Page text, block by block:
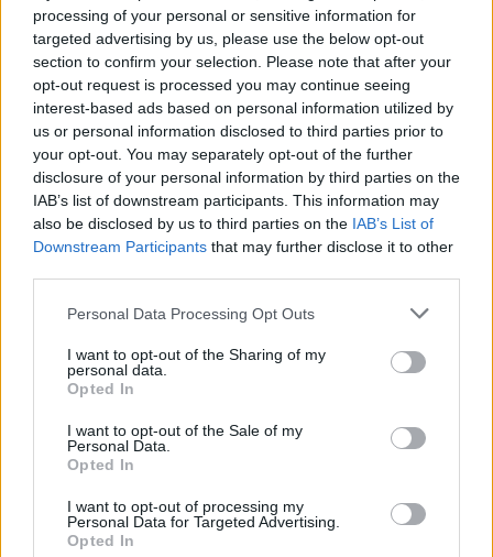
processing of your personal or sensitive information for
targeted advertising by us, please use the below opt-out
section to confirm your selection. Please note that after your
opt-out request is processed you may continue seeing
interest-based ads based on personal information utilized by
us or personal information disclosed to third parties prior to
your opt-out. You may separately opt-out of the further
disclosure of your personal information by third parties on the
IAB’s list of downstream participants. This information may
also be disclosed by us to third parties on the IAB’s List of
Downstream Participants that may further disclose it to other
Please note that this website/app uses one or more Google
not limited to your visit or usage behaviour. You may click to
grant or deny consent to Google and its third-party tags to
use your data for below specified purposes in below Google
consent section.
Personal Data Processing Opt Outs
I want to opt-out of the Sharing of my
personal data.
Opted In
I want to opt-out of the Sale of my
Personal Data.
Opted In
I want to opt-out of processing my
Personal Data for Targeted Advertising.
Opted In
Címkék:ibm az olvasó ír programozóbajnokság
Ajánlott bejegyzések:
Viszlát, és kösz a halakat!
Nagycsoportos XBox hack